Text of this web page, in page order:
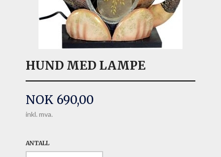
HUND MED LAMPE
Pris
NOK 690,00
inkl. mva.
ANTALL